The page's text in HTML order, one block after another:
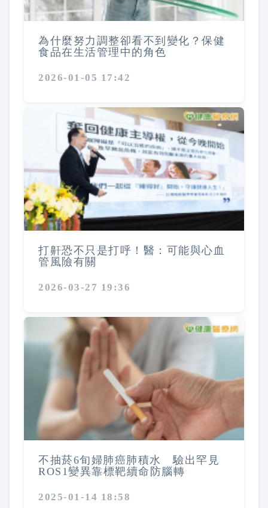
為什麼努力調整卻看不到變化？保健
食品在生活管理中的角色
2026-01-05 17:42
打鼾恐不只是打呼！醫：可能與心血
管風險有關
2026-03-27 19:36
不抽菸6旬婦肺癌肺積水 驗出罕見
ROS1變異靠標靶續命防腦轉
2025-01-14 18:58